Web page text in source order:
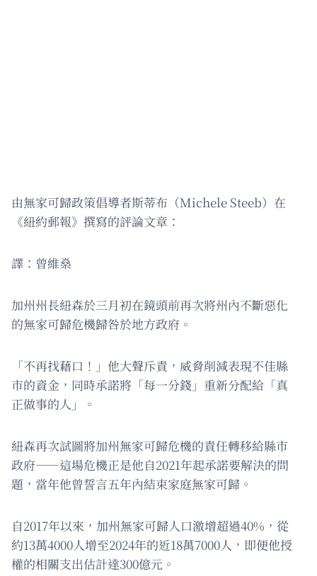
由無家可歸政策倡導者斯蒂布（Michele Steeb）在
《紐約郵報》撰寫的評論文章：
譯：曾維燊
加州州長紐森於三月初在鏡頭前再次將州內不斷惡化
的無家可歸危機歸咎於地方政府。
「不再找藉口！」他大聲斥責，威脅削減表現不佳縣
市的資金，同時承諾將「每一分錢」重新分配給「真
正做事的人」。
紐森再次試圖將加州無家可歸危機的責任轉移給縣市
政府——這場危機正是他自2021年起承諾要解決的問
題，當年他曾誓言五年內結束家庭無家可歸。
自2017年以來，加州無家可歸人口激增超過40%，從
約13萬4000人增至2024年的近18萬7000人，即便他授
權的相關支出估計達300億元。